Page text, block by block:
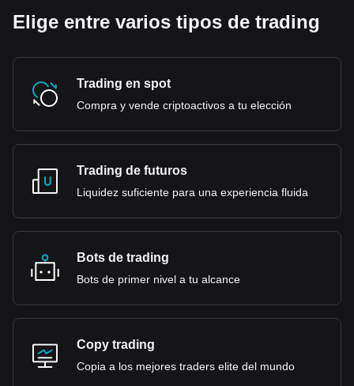
Elige entre varios tipos de trading
Trading en spot
Compra y vende criptoactivos a tu elección
Trading de futuros
Liquidez suficiente para una experiencia fluida
Bots de trading
Bots de primer nivel a tu alcance
Copy trading
Copia a los mejores traders elite del mundo